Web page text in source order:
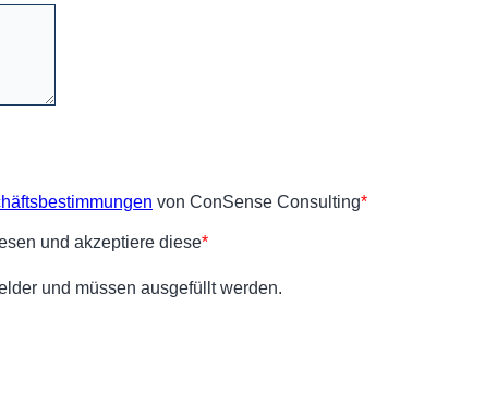
von ConSense Consulting*
und akzeptiere diese*
und müssen ausgefüllt werden.